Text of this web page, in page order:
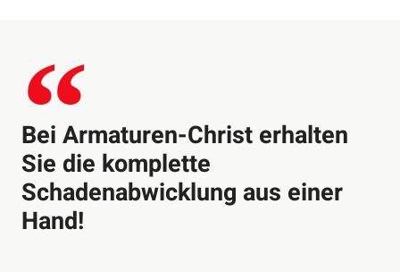
Bei Armaturen-Christ erhalten
Sie die komplette
Schadenabwicklung aus einer
Hand!